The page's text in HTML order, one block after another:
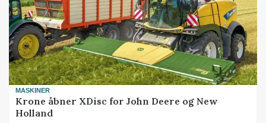
MASKINER
Krone åbner XDisc for John Deere og New
Holland